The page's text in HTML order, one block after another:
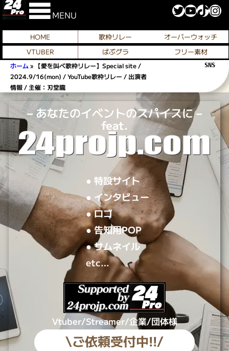
MENU Twitter YouTube TikTok Instagram
HOME 歌枠リレー
オーバーウォッチ
VTUBER
ばぶグラ フリー素材
ホーム » 【愛を叫べ歌枠リレー】Special site /
2024.9/16(mon) / YouTube歌枠リレー / 出演者
情報 / 主催：刃堂朧
SNS
– あなたのイベントのスパイスに –
feat.
● 特設サイト
● インタビュー
● ロゴ
● 告知用POP
● サムネイル
etc…
Vtuber/Streamer/企業/団体様
\ご依頼受付中!!/